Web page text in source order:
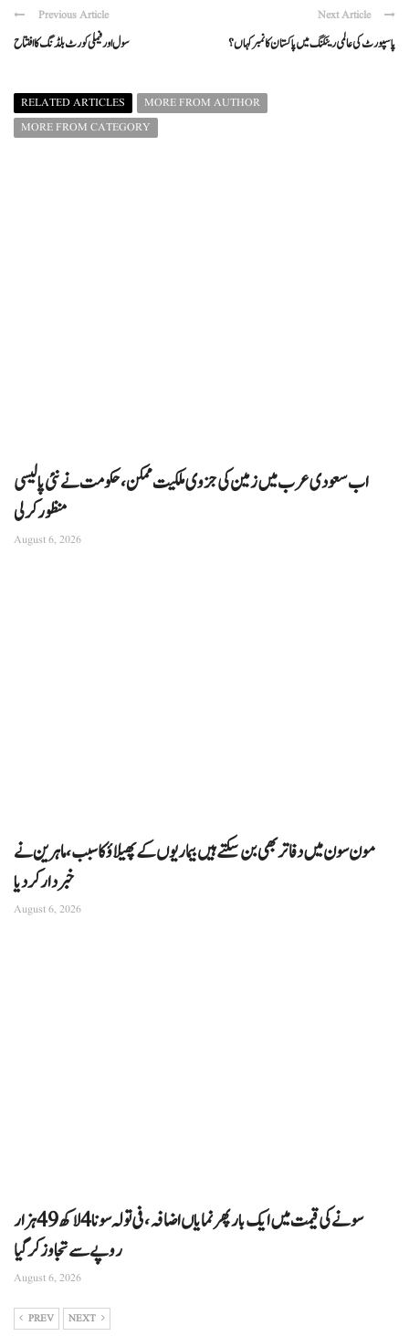
Previous Article
سول اور فیملی کورٹ بلڈنگ کا افتتاح
Next Article
پاسپورٹ کی عالمی رینکنگ میں پاکستان کانمبر کہاں ؟
RELATED ARTICLES
MORE FROM AUTHOR
MORE FROM CATEGORY
اب سعودی عرب میں زمین کی جزوی ملکیت ممکن، حکومت نے نئی پالیسی
منظور کرلی
August 6, 2026
مون سون میں دفاتر بھی بن سکتے ہیں بیماریوں کے پھیلاؤ کا سبب، ماہرین نے
خبردار کر دیا
August 6, 2026
سونے کی قیمت میں ایک بار پھر نمایاں اضافہ، فی تولہ سونا 4 لاکھ 49 ہزار
روپے سے تجاوز کرگیا
August 6, 2026
PREV NEXT